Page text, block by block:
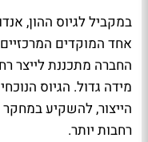
במקביל לגיוס ההון,
החברה מתכננת לייצר
מידה גדול. הגיוס
הייצור, להשקיע
רחבות יותר.